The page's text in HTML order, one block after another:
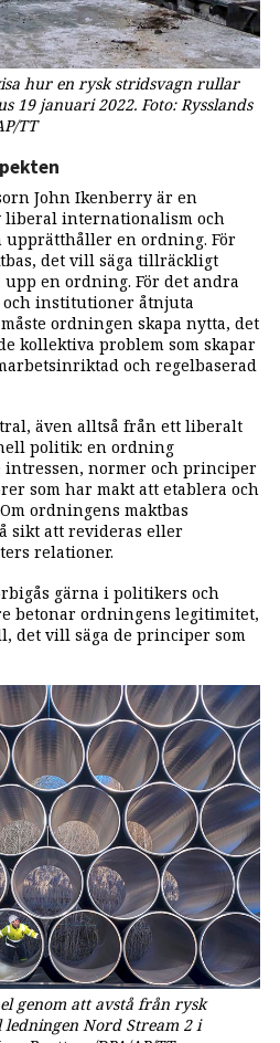
hur en rysk stridsvagn rullar
19 januari 2022. Foto: Rysslands
TT
John Ikenberry är en
liberal internationalism och
upprätthåller en ordning. För
det vill säga tillräckligt
upp en ordning. För det andra
institutioner åtnjuta
ordningen skapa nytta, det
kollektiva problem som skapar
och regelbaserad
även alltså från ett liberalt
politik: en ordning
normer och principer
som har makt att etablera och
ordningens maktbas
sikt att revideras eller
relationer.
gärna i politikers och
betonar ordningens legitimitet,
det vill säga de principer som
genom att avstå från rysk
Nord Stream 2 i